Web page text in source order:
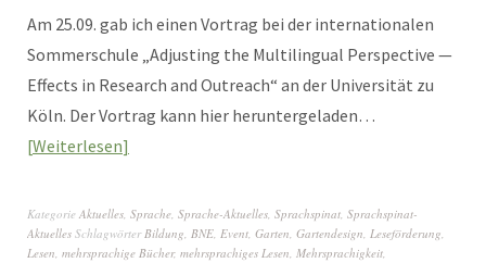
Am 25.09. gab ich einen Vortrag bei der internationalen
Sommerschule „Adjusting the Multilingual Perspective —
Effects in Research and Outreach“ an der Universität zu
Köln. Der Vortrag kann hier heruntergeladen…
Weiterlesen
Kategorie Aktuelles, Sprache, Sprache-Aktuelles, Sprachspinat, Sprachspinat-
Aktuelles SchlagwörterBildung, BNE, Event, Garten, Gartendesign, Leseförderung,
Lesen, mehrsprachige Bücher, mehrsprachiges Lesen, Mehrsprachigkeit,